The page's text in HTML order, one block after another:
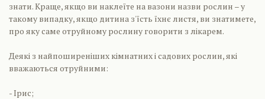
знати. Краще, якщо ви наклеїте на вазони назви рослин – у
такому випадку, якщо дитина з'їсть їхнє листя, ви знатимете,
про яку саме отруйному рослину говорити з лікарем.
Деякі з найпоширеніших кімнатних і садових рослин, які
вважаються отруйними:
- Ірис;